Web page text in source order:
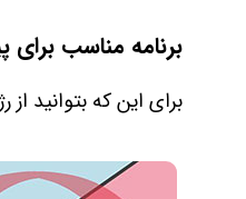
برنامه مناسب
برای این که بتوانید